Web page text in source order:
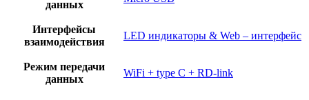
данных
Интерфейсы
взаимодействия
LED индикаторы & Web – интерфейс
Режим передачи
данных
WiFi + type C + RD-link